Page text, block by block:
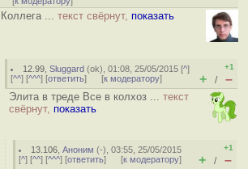
Коллега ... текст свёрнут, показать
12.99 ,Sluggard (ok), 01:08, 25/05/2015 [^]
[^^] [^^^] [ответить] [к модератору]
+1
+ / –
Элита в треде Все в колхоз ... текст
свёрнут, показать
13.106 ,Аноним (-), 03:55, 25/05/2015
[^] [^^] [^^^] [ответить] [к модератору]
+1
+ / –